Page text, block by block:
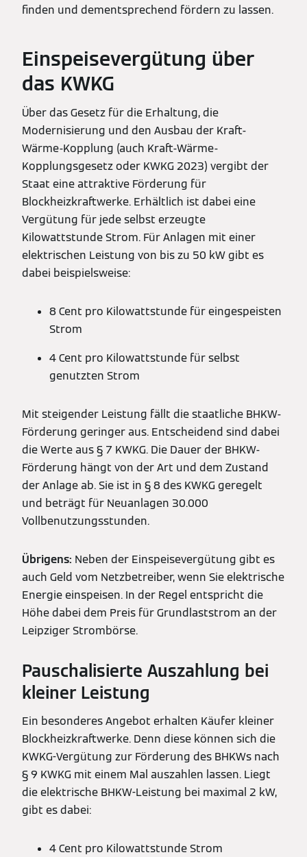
finden und dementsprechend fördern zu lassen.
Einspeisevergütung über
das KWKG
Über das Gesetz für die Erhaltung, die
Modernisierung und den Ausbau der Kraft-
Wärme-Kopplung (auch Kraft-Wärme-
Kopplungsgesetz oder KWKG 2023) vergibt der
Staat eine attraktive Förderung für
Blockheizkraftwerke. Erhältlich ist dabei eine
Vergütung für jede selbst erzeugte
Kilowattstunde Strom. Für Anlagen mit einer
elektrischen Leistung von bis zu 50 kW gibt es
dabei beispielsweise:
8 Cent pro Kilowattstunde für eingespeisten
Strom
4 Cent pro Kilowattstunde für selbst
genutzten Strom
Mit steigender Leistung fällt die staatliche BHKW-
Förderung geringer aus. Entscheidend sind dabei
die Werte aus § 7 KWKG. Die Dauer der BHKW-
Förderung hängt von der Art und dem Zustand
der Anlage ab. Sie ist in § 8 des KWKG geregelt
und beträgt für Neuanlagen 30.000
Vollbenutzungsstunden.
Übrigens: Neben der Einspeisevergütung gibt es
auch Geld vom Netzbetreiber, wenn Sie elektrische
Energie einspeisen. In der Regel entspricht die
Höhe dabei dem Preis für Grundlaststrom an der
Leipziger Strombörse.
Pauschalisierte Auszahlung bei
kleiner Leistung
Ein besonderes Angebot erhalten Käufer kleiner
Blockheizkraftwerke. Denn diese können sich die
KWKG-Vergütung zur Förderung des BHKWs nach
§ 9 KWKG mit einem Mal auszahlen lassen. Liegt
die elektrische BHKW-Leistung bei maximal 2 kW,
gibt es dabei:
4 Cent pro Kilowattstunde Strom